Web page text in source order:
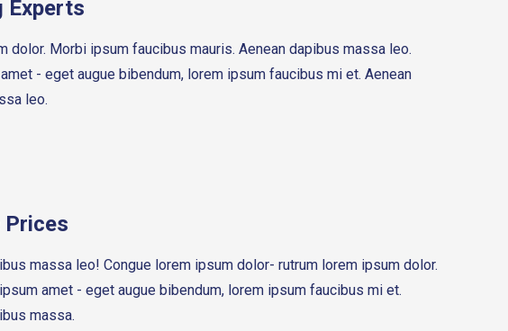
Experts
dolor. Morbi ipsum faucibus mauris. Aenean dapibus massa leo.
- eget augue bibendum, lorem ipsum faucibus mi et. Aenean
leo.
Prices
massa leo! Congue lorem ipsum dolor- rutrum lorem ipsum dolor.
amet - eget augue bibendum, lorem ipsum faucibus mi et.
massa.